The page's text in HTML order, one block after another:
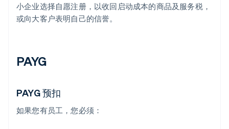
小企业选择自愿注册，以收回启动成本的商品及服务税，
或向大客户表明自己的信誉。
PAYG
PAYG 预扣
如果您有员工，您必须：